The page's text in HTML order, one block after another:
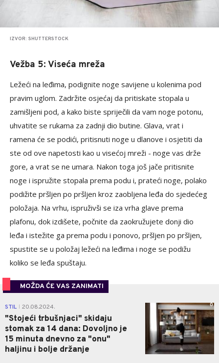
IZVOR: SHUTTERSTOCK
Vežba 5: Viseća mreža
Ležeći na leđima, podignite noge savijene u kolenima pod
pravim uglom. Zadržite osjećaj da pritiskate stopala u
zamišljeni pod, a kako biste spriječili da vam noge potonu,
uhvatite se rukama za zadnji dio butine. Glava, vrat i
ramena će se podići, pritisnuti noge u dlanove i osjetiti da
ste od ove napetosti kao u visećoj mreži - noge vas drže
gore, a vrat se ne umara. Nakon toga još jače pritisnite
noge i ispružite stopala prema podu i, prateći noge, polako
podižite pršljen po pršljen kroz zaobljena leđa do sjedećeg
položaja. Na vrhu, ispruživši se iza vrha glave prema
plafonu, dok izdišete, počnite da zaokružujete donji dio
leđa i istežite ga prema podu i ponovo, pršljen po pršljen,
spustite se u položaj ležeći na leđima i noge se podižu
koliko se leđa spuštaju.
MOŽDA ĆE VAS ZANIMATI
STIL 20.08.2024.
"Stojeći trbušnjaci" skidaju
stomak za 14 dana: Dovoljno je
15 minuta dnevno za "onu"
haljinu i bolje držanje
0